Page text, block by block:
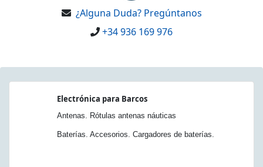
¿Alguna Duda? Pregúntanos
+34 936 169 976
Electrónica para Barcos
Antenas. Rótulas antenas náuticas
Baterías. Accesorios. Cargadores de baterías.